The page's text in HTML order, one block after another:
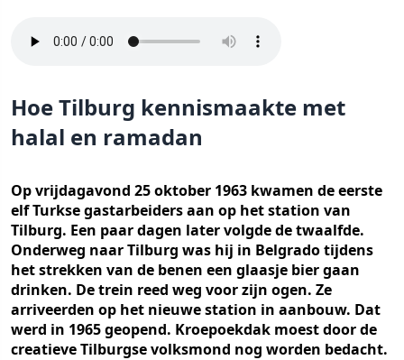
Hoe Tilburg kennismaakte met
halal en ramadan
Op vrijdagavond 25 oktober 1963 kwamen de eerste
elf Turkse gastarbeiders aan op het station van
Tilburg. Een paar dagen later volgde de twaalfde.
Onderweg naar Tilburg was hij in Belgrado tijdens
het strekken van de benen een glaasje bier gaan
drinken. De trein reed weg voor zijn ogen. Ze
arriveerden op het nieuwe station in aanbouw. Dat
werd in 1965 geopend. Kroepoekdak moest door de
creatieve Tilburgse volksmond nog worden bedacht.